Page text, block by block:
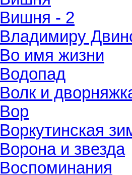
Вишня - 2
Владимиру
Во имя жизни
Водопад
Волк и
Вор
Воркутинская
Ворона и звезда
Воспоминания